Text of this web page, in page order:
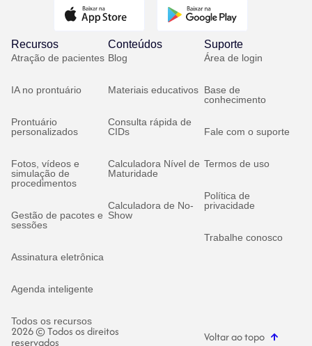
Recursos
Atração de pacientes
IA no prontuário
Prontuário
personalizados
Fotos, vídeos e
simulação de
procedimentos
Gestão de pacotes e
sessões
Assinatura eletrônica
Agenda inteligente
Todos os recursos
Conteúdos
Blog
Materiais educativos
Consulta rápida de
CIDs
Calculadora Nível de
Maturidade
Calculadora de No-
Show
Suporte
Área de login
Base de
conhecimento
Fale com o suporte
Termos de uso
Política de
privacidade
Trabalhe conosco
2026 © Todos os direitos
reservados Voltar ao topo